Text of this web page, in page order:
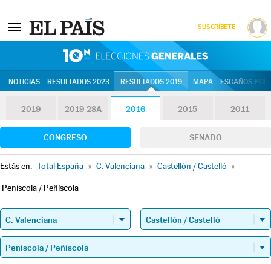
SUSCRÍBETE
NOTICIAS RESULTADOS 2023 RESULTADOS 2019 MAPA ESCAÑOS
2019 2019-28A 2016 2015 2011
CONGRESO SENADO
Estás en: Total España » C. Valenciana » Castellón / Castelló »
Peníscola / Peñíscola